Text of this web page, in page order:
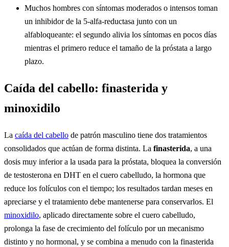
Muchos hombres con síntomas moderados o intensos toman
un inhibidor de la 5-alfa-reductasa junto con un
alfabloqueante: el segundo alivia los síntomas en pocos días
mientras el primero reduce el tamaño de la próstata a largo
plazo.
Caída del cabello: finasterida y
minoxidilo
La caída del cabello de patrón masculino tiene dos tratamientos
consolidados que actúan de forma distinta. La finasterida, a una
dosis muy inferior a la usada para la próstata, bloquea la conversión
de testosterona en DHT en el cuero cabelludo, la hormona que
reduce los folículos con el tiempo; los resultados tardan meses en
apreciarse y el tratamiento debe mantenerse para conservarlos. El
minoxidilo, aplicado directamente sobre el cuero cabelludo,
prolonga la fase de crecimiento del folículo por un mecanismo
distinto y no hormonal, y se combina a menudo con la finasterida